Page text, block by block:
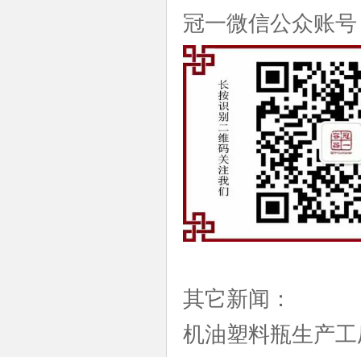
冠一微信公众账
其它新闻：
机油塑料瓶生产